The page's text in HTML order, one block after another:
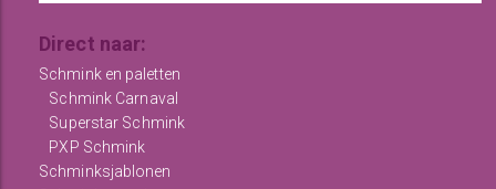
Direct naar:
Schmink en paletten
Schmink Carnaval
Superstar Schmink
PXP Schmink
Schminksjablonen